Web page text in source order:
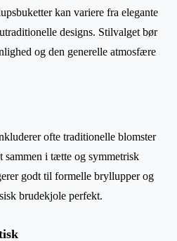
kan variere fra elegante
designs. Stilvalget bør
og den generelle atmosfære
ofte traditionelle blomster
sammen i tætte og symmetrisk
godt til formelle bryllupper og
brudekjole perfekt.